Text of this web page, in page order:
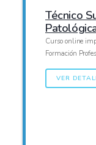
Técnico
Curso online
Formación
VER